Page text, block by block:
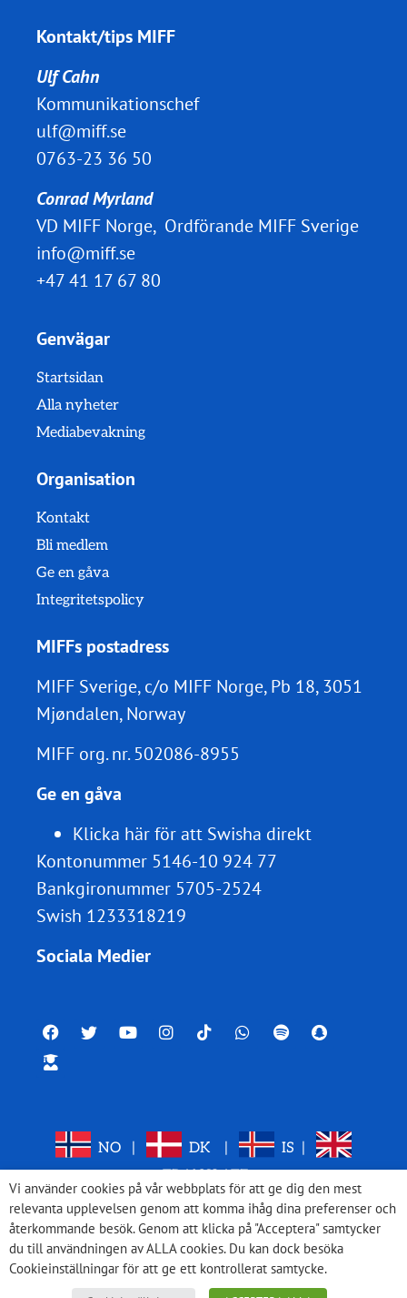
Kontakt/tips MIFF
Ulf Cahn
Kommunikationschef
ulf@miff.se
0763-23 36 50
Conrad Myrland
VD MIFF Norge, Ordförande MIFF Sverige
info@miff.se
+47 41 17 67 80
Genvägar
Startsidan
Alla nyheter
Mediabevakning
Organisation
Kontakt
Bli medlem
Ge en gåva
Integritetspolicy
MIFFs postadress
MIFF Sverige, c/o MIFF Norge, Pb 18, 3051
Mjøndalen, Norway
MIFF org. nr.502086-8955
Ge en gåva
Klicka här för att Swisha direkt
Kontonummer 5146-10 924 77
Bankgironummer 5705-2524
Swish 1233318219
Sociala Medier
NO DK IS
TRANSLATE
Vi använder cookies på vår webbplats för att ge dig den mest
relevanta upplevelsen genom att komma ihåg dina preferenser och
återkommande besök. Genom att klicka på "Acceptera" samtycker
du till användningen av ALLA cookies. Du kan dock besöka
Cookieinställningar för att ge ett kontrollerat samtycke.